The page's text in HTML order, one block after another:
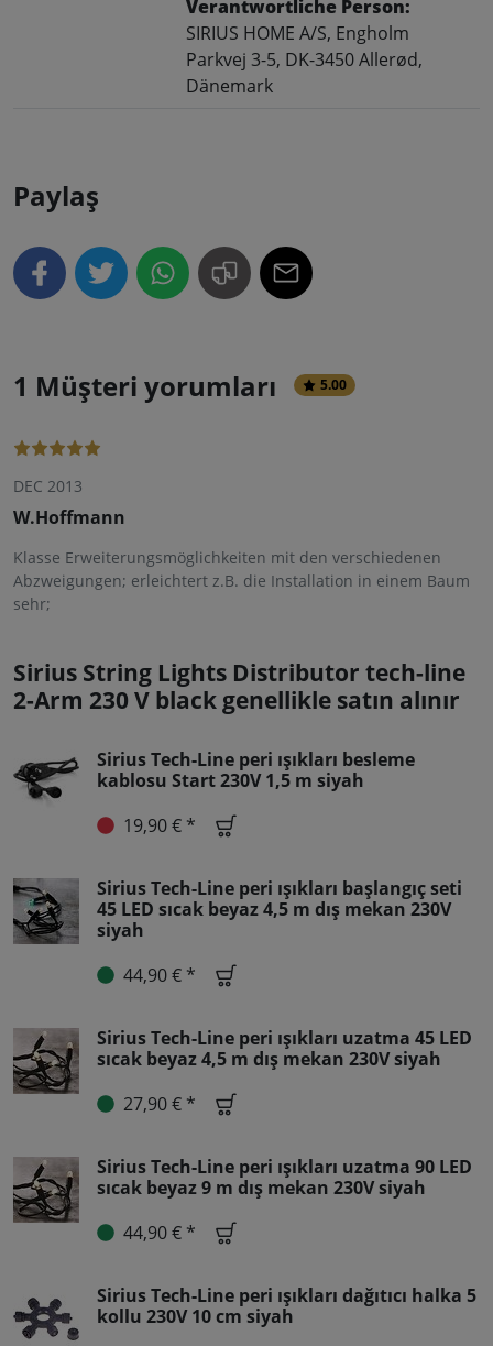
Verantwortliche Person:
SIRIUS HOME A/S, Engholm
Parkvej 3-5, DK-3450 Allerød,
Dänemark
Paylaş
1 Müşteri yorumları 5.00
DEC 2013
W.Hoffmann
Klasse Erweiterungsmöglichkeiten mit den verschiedenen
Abzweigungen; erleichtert z.B. die Installation in einem Baum
sehr;
Sirius String Lights Distributor tech-line
2-Arm 230 V black genellikle satın alınır
Sirius Tech-Line peri ışıkları besleme
kablosu Start 230V 1,5 m siyah
19,90 € *
Sirius Tech-Line peri ışıkları başlangıç seti
45 LED sıcak beyaz 4,5 m dış mekan 230V
siyah
44,90 € *
Sirius Tech-Line peri ışıkları uzatma 45 LED
sıcak beyaz 4,5 m dış mekan 230V siyah
27,90 € *
Sirius Tech-Line peri ışıkları uzatma 90 LED
sıcak beyaz 9 m dış mekan 230V siyah
44,90 € *
Sirius Tech-Line peri ışıkları dağıtıcı halka 5
kollu 230V 10 cm siyah